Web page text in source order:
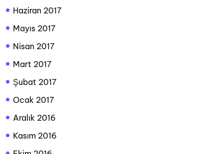
Haziran 2017
Mayıs 2017
Nisan 2017
Mart 2017
Şubat 2017
Ocak 2017
Aralık 2016
Kasım 2016